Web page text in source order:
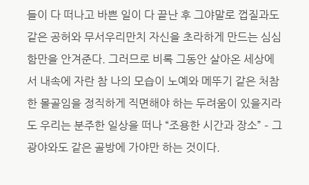
들이 다 떠나고 바쁜 일이 다 끝난 후 그야말로 껍질과도
같은 공허와 무서우리만치 자신을 초라하게 만드는 심심
함만을 안겨준다. 그러므로 비록 그동안 살아온 세상에
서 내속에 자란 참 나의 모습이 노예와 메뚜기 같은 처참
한 몰골임을 정직하게 직면해야 하는 두려움이 있을지라
도 우리는 분주한 일상을 떠나 “조용한 시간과 장소” – 그
광야와도 같은 골방에 가야만 하는 것이다.